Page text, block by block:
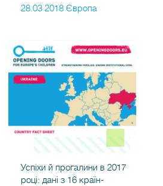
28.03 2018 Європа
Успіхи й прогалини в 2017
році: дані з 16 країн-